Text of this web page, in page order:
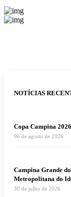
NOTÍCIAS
Copa Campina
06 de agosto de 2026
Campina Grande
Metropolitana do
30 de julho de 2026